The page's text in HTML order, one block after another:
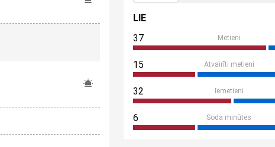
LIE
37
Metieni
15 Atvairīti metieni
32 Iemetieni
6 Soda minūtes